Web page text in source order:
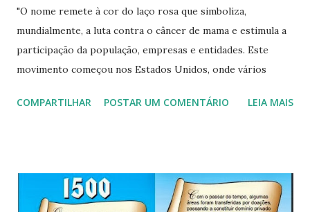
"O nome remete à cor do laço rosa que simboliza,
mundialmente, a luta contra o câncer de mama e estimula a
participação da população, empresas e entidades. Este
movimento começou nos Estados Unidos, onde vários
mama e ou mamografia no mês de outubro, posteriormente
remonta à última década do século 20, quando o laço cor-
de-rosa, foi lançado pela Fundação Susan G. Komen for the
COMPARTILHAR POSTAR UM COMENTÁRIO LEIA MAIS